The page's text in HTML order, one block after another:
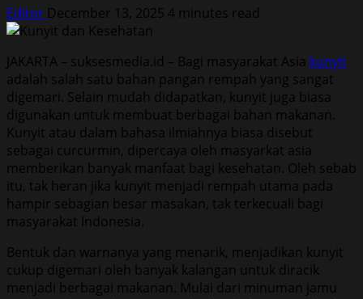
Editor December 13, 2025 4 minutes read
JAKARTA – suksesmedia.id – Bagi masyarakat Asia kunyit
adalah salah satu bahan pangan rempah yang sangat
digemari. Selain mudah didapatkan, kunyit juga biasa
digunakan untuk membuat berbagai bahan makanan.
Kunyit atau dalam bahasa ilmiahnya biasa disebut
sebagai curcurmin, dipercaya oleh masyarkat asia
memberikan banyak manfaat bagi kesehatan. Oleh sebab
itu, tak heran jika kunyit menjadi rempah utama pada
hampir sebagian besar masakan, tak terkecuali bagi
masyarakat Indonesia.
Bentuk dan warnanya yang menarik, menjadikan kunyit
cukup digemari oleh banyak kalangan untuk diracik
menjadi berbagai makanan. Mulai dari minuman jamu